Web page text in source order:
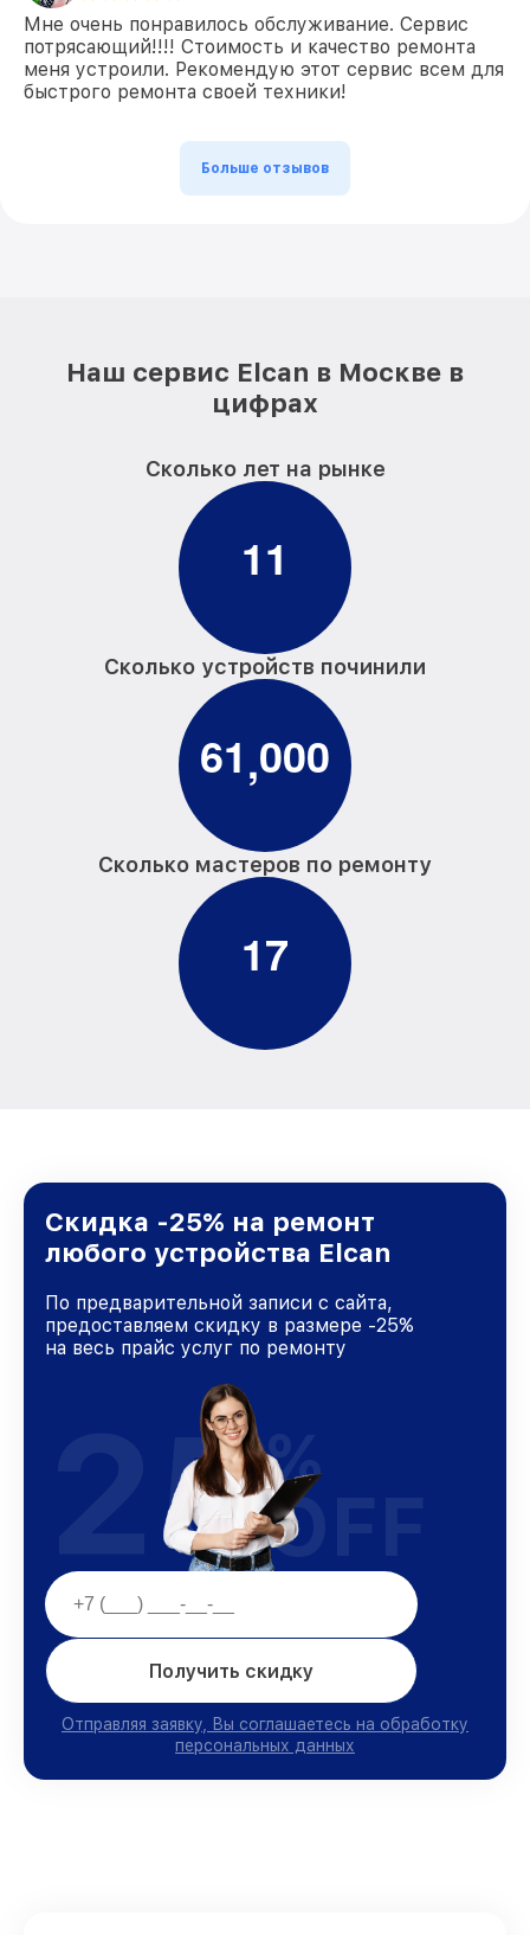
Мне очень понравилось обслуживание. Сервис
потрясающий!!!! Стоимость и качество ремонта
меня устроили. Рекомендую этот сервис всем для
быстрого ремонта своей техники!
Больше отзывов
Наш сервис Elcan в Москве в
цифрах
Сколько лет на рынке
11
Сколько устройств починили
61,000
Сколько мастеров по ремонту
17
Скидка -25% на ремонт
любого устройства Elcan
По предварительной записи с сайта,
предоставляем скидку в размере -25%
на весь прайс услуг по ремонту
Получить скидку
Отправляя заявку, Вы соглашаетесь на обработку
персональных данных
25%
OFF